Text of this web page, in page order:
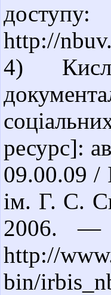
доступу:
http://
4)
ресурс]:
09.00.09 /
ім. Г. С.
2006. —
http://
bin/